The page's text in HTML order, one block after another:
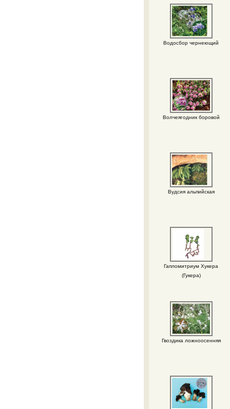
Водосбор чернеющий
Волчеягодник боровой
Вудсия альпийская
Гапломитриум Хукера
(Гукера)
Гвоздика ложноосенняя